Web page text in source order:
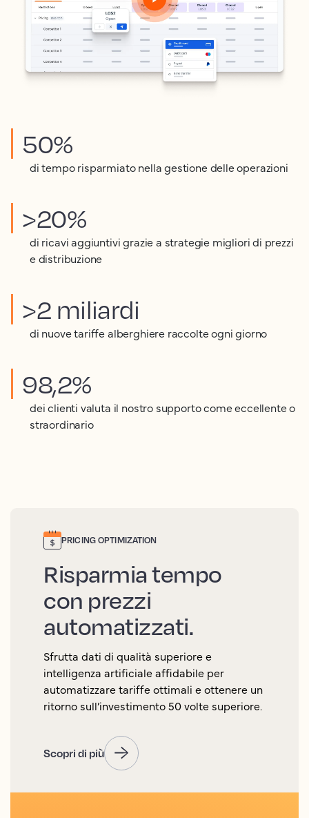
50%
di tempo risparmiato nella gestione delle operazioni
>20%
di ricavi aggiuntivi grazie a strategie migliori di prezzi
e distribuzione
>2 miliardi
di nuove tariffe alberghiere raccolte ogni giorno
98,2%
dei clienti valuta il nostro supporto come eccellente o
straordinario
PRICING OPTIMIZATION
Risparmia tempo
con prezzi
automatizzati.
Sfrutta dati di qualità superiore e
intelligenza artificiale affidabile per
automatizzare tariffe ottimali e ottenere un
ritorno sull’investimento 50 volte superiore.
Scopri di più